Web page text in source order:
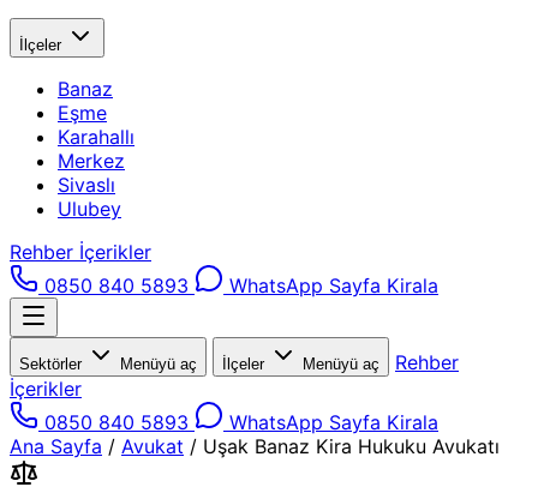
İlçeler
Banaz
Eşme
Karahallı
Merkez
Sivaslı
Ulubey
Rehber İçerikler
0850 840 5893
WhatsApp Sayfa Kirala
Sektörler Menüyü aç İlçeler Menüyü aç
Rehber
İçerikler
0850 840 5893
WhatsApp Sayfa Kirala
Ana Sayfa / Avukat / Uşak Banaz Kira Hukuku Avukatı